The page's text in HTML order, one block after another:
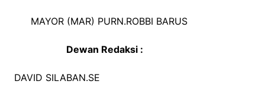
MAYOR (MAR) PURN.ROBBI BARUS
Dewan Redaksi :
DAVID SILABAN.SE